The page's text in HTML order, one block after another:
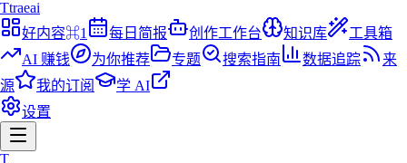
Ttraeai
好内容⌘1 每日简报 创作工作台 知识库
工具箱
AI 赚钱
为你推荐 专题 搜索指南 数据追踪
来
源
我的订阅
学 AI
设置
T